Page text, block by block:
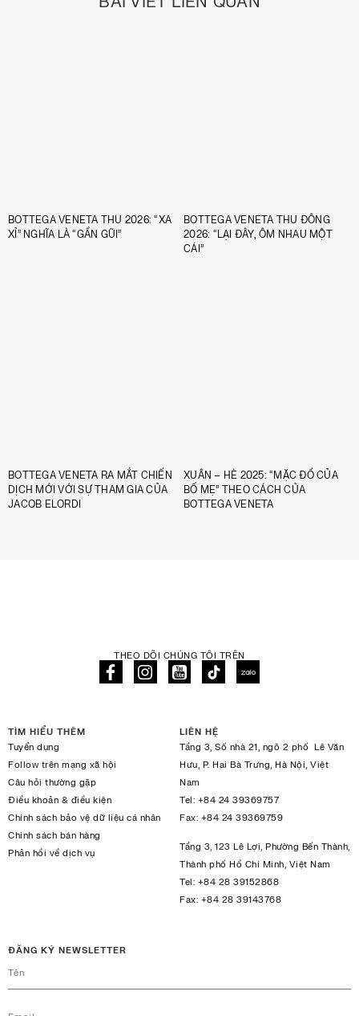
BOTTEGA VENETA THU 2026: “XA
XỈ” NGHĨA LÀ “GẦN GŨI”
BOTTEGA VENETA THU ĐÔNG
2026: “LẠI ĐÂY, ÔM NHAU MỘT
CÁI”
BOTTEGA VENETA RA MẮT CHIẾN
DỊCH MỚI VỚI SỰ THAM GIA CỦA
JACOB ELORDI
XUÂN – HÈ 2025: “MẶC ĐỒ CỦA
BỐ MẸ” THEO CÁCH CỦA
BOTTEGA VENETA
THEO DÕI CHÚNG TÔI TRÊN
TÌM HIỂU THÊM
Tuyển dụng
Follow trên mạng xã hội
Câu hỏi thường gặp
Điều khoản & điều kiện
Chính sách bảo vệ dữ liệu cá nhân
Chính sách bán hàng
Phản hồi về dịch vụ
LIÊN HỆ
Tầng 3, Số nhà 21, ngõ 2 phố Lê Văn
Hưu, P. Hai Bà Trưng, Hà Nội, Việt
Nam
Tel: +84 24 39369757
Fax: +84 24 39369759
Tầng 3, 123 Lê Lợi, Phường Bến Thành,
Thành phố Hồ Chí Minh, Việt Nam
Tel: +84 28 39152868
Fax: +84 28 39143768
ĐĂNG KÝ NEWSLETTER